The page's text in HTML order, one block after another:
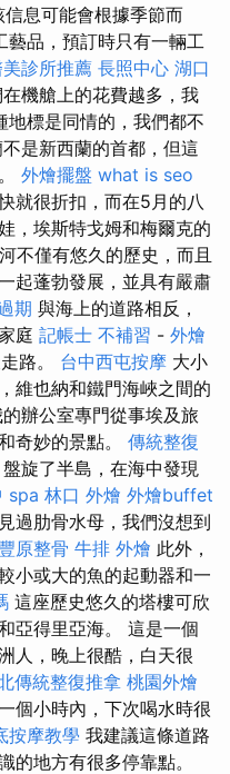
息可能會根據季節而
藝品，預訂時只有一輛工
診所推薦 長照中心 湖口
機艙上的花費越多，我
地標是同情的，我們都不
是新西蘭的首都，但這
外燴擺盤 what is seo
就很折扣，而在5月的八
，埃斯特戈姆和梅爾克的
不僅有悠久的歷史，而且
起蓬勃發展，並具有嚴肅
期 與海上的道路相反，
庭 記帳士 不補習 - 外燴
路。 台中西屯按摩 大小
維也納和鐵門海峽之間的
辦公室專門從事埃及旅
奇妙的景點。 傳統整復
旋了半島，在海中發現
spa 林口 外燴 外燴buffet
過肋骨水母，我們沒想到
豐原整骨 牛排 外燴 此外，
小或大的魚的起動器和一
這座歷史悠久的塔樓可欣
亞得里亞海。 這是一個
人，晚上很酷，白天很
傳統整復推拿 桃園外燴
個小時內，下次喝水時很
按摩教學 我建議這條道路
的地方有很多停靠點。